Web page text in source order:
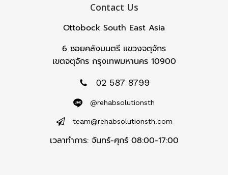
Contact Us
Ottobock South East Asia
6 ซอยคลังมนตรี แขวงจตุจักร
เขตจตุจักร กรุงเทพมหานคร 10900
02 587 8799
@rehabsolutionsth
team@rehabsolutionsth.com
เวลาทำการ: จันทร์-ศุกร์ 08:00-17:00